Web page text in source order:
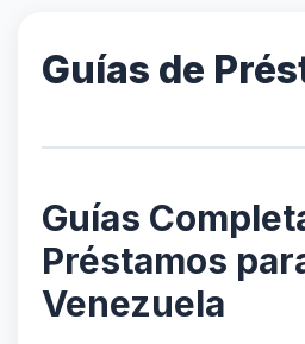
Guías de
Guías
Préstamos
Venezuela